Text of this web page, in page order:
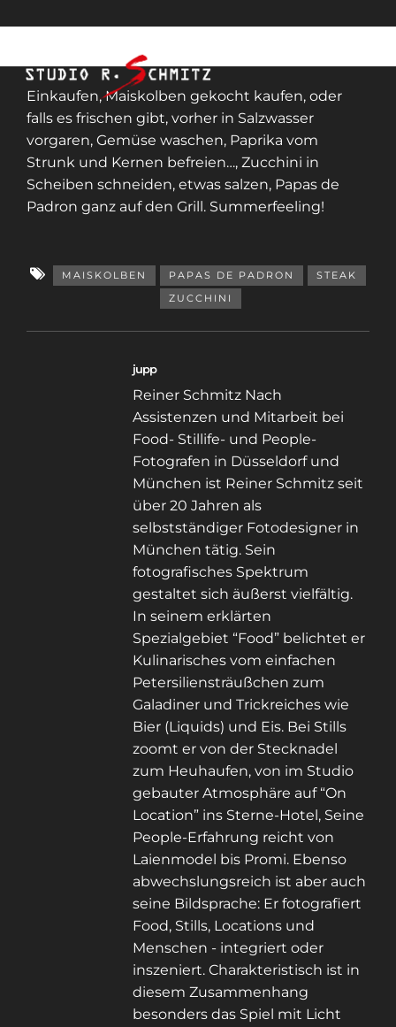
Einkaufen, Maiskolben gekocht kaufen, oder
falls es frischen gibt, vorher in Salzwasser
vorgaren, Gemüse waschen, Paprika vom
Strunk und Kernen befreien…, Zucchini in
Scheiben schneiden, etwas salzen, Papas de
Padron ganz auf den Grill. Summerfeeling!
MAISKOLBEN PAPAS DE PADRON
STEAK
ZUCCHINI
jupp
Reiner Schmitz Nach
Assistenzen und Mitarbeit bei
Food- Stillife- und People-
Fotografen in Düsseldorf und
München ist Reiner Schmitz seit
über 20 Jahren als
selbstständiger Fotodesigner in
München tätig. Sein
fotografisches Spektrum
gestaltet sich äußerst vielfältig.
In seinem erklärten
Spezialgebiet “Food” belichtet er
Kulinarisches vom einfachen
Petersiliensträußchen zum
Galadiner und Trickreiches wie
Bier (Liquids) und Eis. Bei Stills
zoomt er von der Stecknadel
zum Heuhaufen, von im Studio
gebauter Atmosphäre auf “On
Location” ins Sterne-Hotel, Seine
People-Erfahrung reicht von
Laienmodel bis Promi. Ebenso
abwechslungsreich ist aber auch
seine Bildsprache: Er fotografiert
Food, Stills, Locations und
Menschen - integriert oder
inszeniert. Charakteristisch ist in
diesem Zusammenhang
besonders das Spiel mit Licht